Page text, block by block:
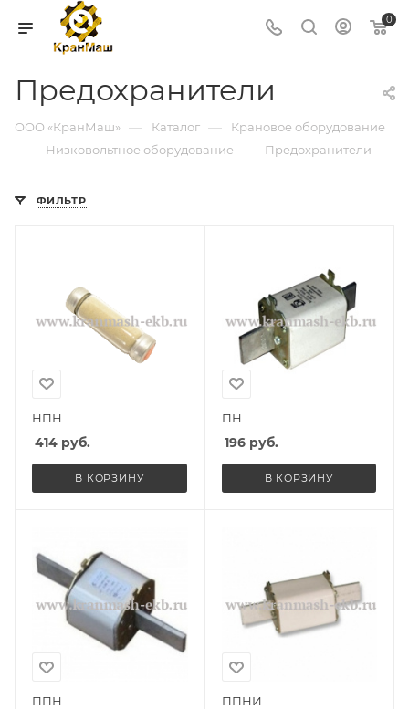
0
Предохранители
ООО «КранМаш» — Каталог — Крановое оборудование
— Низковольтное оборудование — Предохранители
ФИЛЬТР
НПН
414 руб.
В КОРЗИНУ
ПН
196руб.
В КОРЗИНУ
ППН ППНИ